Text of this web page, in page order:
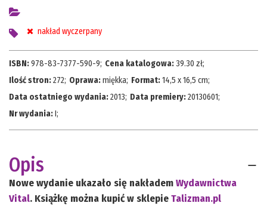
nakład wyczerpany
ISBN:978-83-7377-590-9; Cena katalogowa:39.30 zł;
Ilość stron:272; Oprawa:miękka; Format:14,5 x 16,5 cm;
Data ostatniego wydania:2013; Data premiery:20130601;
Nr wydania:I;
Opis
Nowe wydanie ukazało się nakłademWydawnictwa
Vital. Książkę można kupić w sklepieTalizman.pl